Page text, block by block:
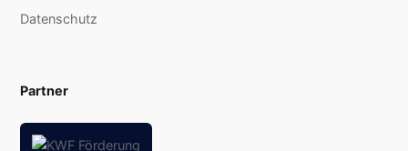
Datenschutz
Partner